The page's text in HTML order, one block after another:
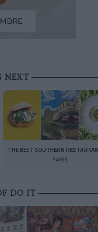
NEXT
THE BEST SOUTHERN
PARIS
DO IT